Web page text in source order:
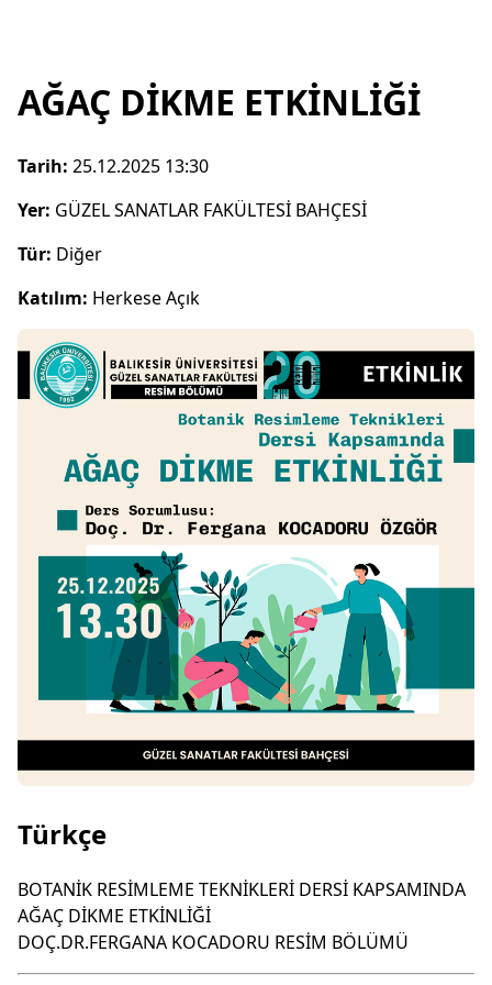
AĞAÇ DİKME ETKİNLİĞİ
Tarih: 25.12.2025 13:30
Yer: GÜZEL SANATLAR FAKÜLTESİ BAHÇESİ
Tür: Diğer
Katılım: Herkese Açık
Türkçe
BOTANİK RESİMLEME TEKNİKLERİ DERSİ KAPSAMINDA
AĞAÇ DİKME ETKİNLİĞİ
DOÇ.DR.FERGANA KOCADORU RESİM BÖLÜMÜ